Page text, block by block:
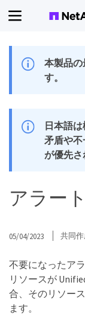
本製品
す。
日本語
矛盾や
が優先さ
アラー
05/04/2023 共同
不要になったア
リソースが
合、そのリソー
ます。